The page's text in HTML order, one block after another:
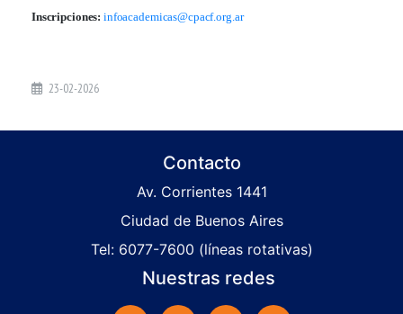
Inscripciones: infoacademicas@cpacf.org.ar
23-02-2026
Contacto
Av. Corrientes 1441
Ciudad de Buenos Aires
Tel: 6077-7600 (líneas rotativas)
Nuestras redes